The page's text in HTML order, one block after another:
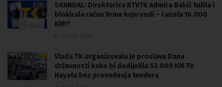
SKANDAL: Direktorica RTVTK Admira Bakić tužila i
blokirala račun firme koju vodi – i uzela 16.000
KM!?
Vlada TK organizovala je proslavu Dana
državnosti kako bi dodijelila 53.000 KM TV
Hayatu bez provođenja tendera